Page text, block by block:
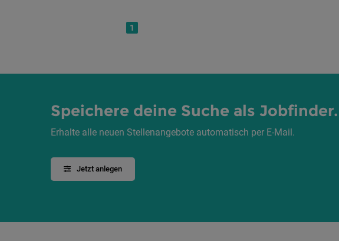
1
Speichere deine Suche als Jobfinder.
Erhalte alle neuen Stellenangebote automatisch per E-Mail.
Jetzt anlegen